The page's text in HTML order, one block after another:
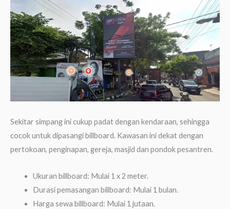
Sekitar simpang ini cukup padat dengan kendaraan, sehingga
cocok untuk dipasangi billboard. Kawasan ini dekat dengan
pertokoan, penginapan, gereja, masjid dan pondok pesantren.
Ukuran billboard: Mulai 1 x 2 meter.
Durasi pemasangan billboard: Mulai 1 bulan.
Harga sewa billboard: Mulai 1 jutaan.